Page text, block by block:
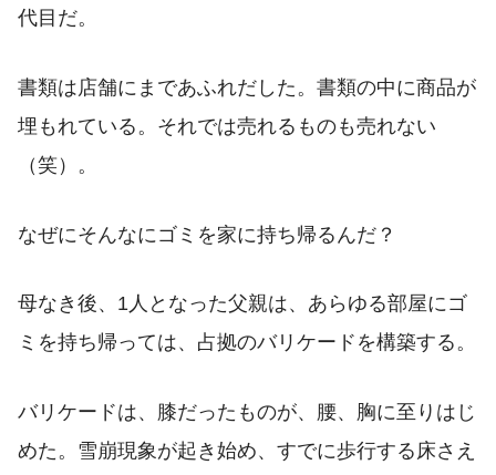
代目だ。
書類は店舗にまであふれだした。書類の中に商品が
埋もれている。それでは売れるものも売れない
（笑）。
なぜにそんなにゴミを家に持ち帰るんだ？
母なき後、1人となった父親は、あらゆる部屋にゴ
ミを持ち帰っては、占拠のバリケードを構築する。
バリケードは、膝だったものが、腰、胸に至りはじ
めた。雪崩現象が起き始め、すでに歩行する床さえ